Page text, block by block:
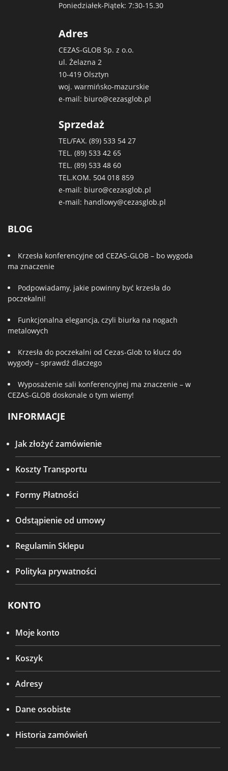
Poniedziałek-Piątek: 7:30-15.30
Adres
CEZAS-GLOB Sp. z o.o.
ul. Żelazna 2
10-419 Olsztyn
woj. warmińsko-mazurskie
e-mail: biuro@cezasglob.pl
Sprzedaż
TEL/FAX. (89) 533 54 27
TEL. (89) 533 42 65
TEL. (89) 533 48 60
TEL.KOM. 504 018 859
e-mail: biuro@cezasglob.pl
e-mail: handlowy@cezasglob.pl
BLOG
Krzesła konferencyjne od CEZAS-GLOB – bo wygoda
ma znaczenie
Podpowiadamy, jakie powinny być krzesła do
poczekalni!
Funkcjonalna elegancja, czyli biurka na nogach
metalowych
Krzesła do poczekalni od Cezas-Glob to klucz do
wygody – sprawdź dlaczego
Wyposażenie sali konferencyjnej ma znaczenie – w
CEZAS-GLOB doskonale o tym wiemy!
INFORMACJE
Jak złożyć zamówienie
Koszty Transportu
Formy Płatności
Odstąpienie od umowy
Regulamin Sklepu
Polityka prywatności
KONTO
Moje konto
Koszyk
Adresy
Dane osobiste
Historia zamówień